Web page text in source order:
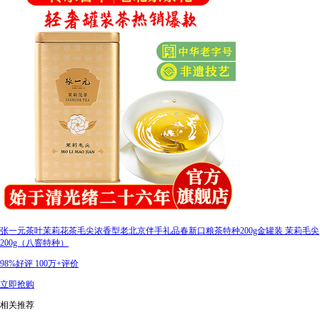
张一元茶叶茉莉花茶毛尖浓香型老北京伴手礼品春新口粮茶特种200g金罐装 茉莉毛尖
200g（八窨特种）
98%好评 100万+评价
立即抢购
相关推荐